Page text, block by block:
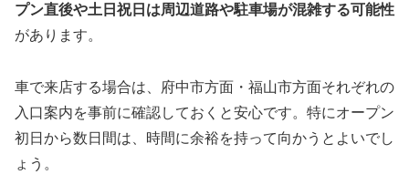
プン直後や土日祝日は周辺道路や駐車場が混雑する可能性
があります。
車で来店する場合は、府中市方面・福山市方面それぞれの
入口案内を事前に確認しておくと安心です。特にオープン
初日から数日間は、時間に余裕を持って向かうとよいでし
ょう。